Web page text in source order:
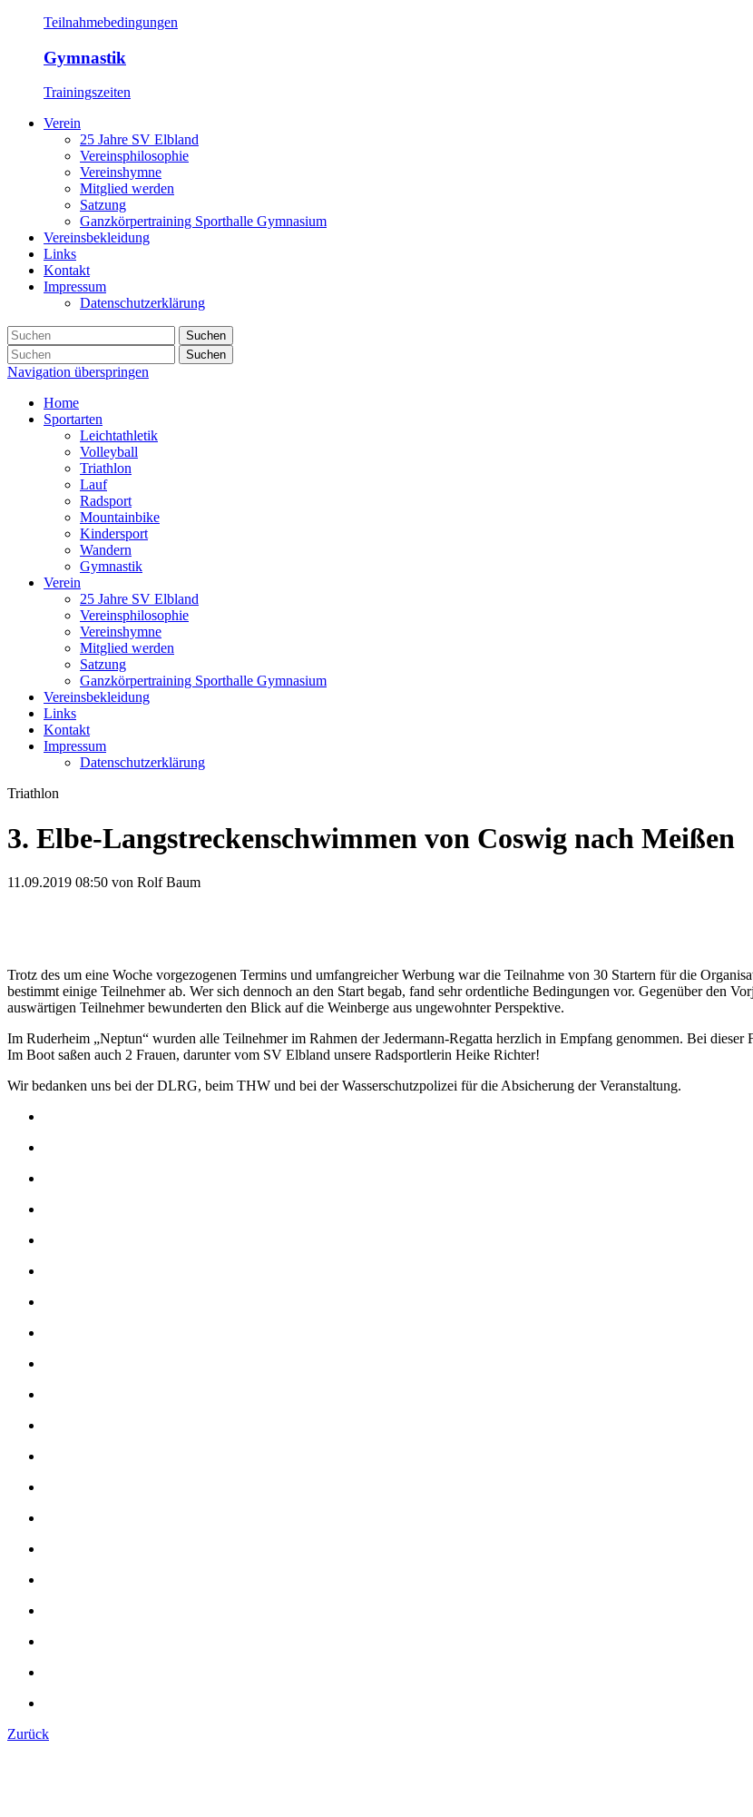
Teilnahmebedingungen
Gymnastik
Trainingszeiten
Verein
25 Jahre SV Elbland
Vereinsphilosophie
Vereinshymne
Mitglied werden
Satzung
Ganzkörpertraining Sporthalle Gymnasium
Vereinsbekleidung
Links
Kontakt
Impressum
Datenschutzerklärung
Suchen
Suchen
Navigation überspringen
Home
Sportarten
Leichtathletik
Volleyball
Triathlon
Lauf
Radsport
Mountainbike
Kindersport
Wandern
Gymnastik
Verein
25 Jahre SV Elbland
Vereinsphilosophie
Vereinshymne
Mitglied werden
Satzung
Ganzkörpertraining Sporthalle Gymnasium
Vereinsbekleidung
Links
Kontakt
Impressum
Datenschutzerklärung
Triathlon
3. Elbe-Langstreckenschwimmen von Coswig nach Meißen
11.09.2019 08:50 von Rolf Baum
Trotz des um eine Woche vorgezogenen Termins und umfangreicher Werbung war die Teilnahme von 30 Startern für die
bestimmt einige Teilnehmer ab. Wer sich dennoch an den Start begab, fand sehr ordentliche Bedingungen vor. Gegenüber den
auswärtigen Teilnehmer bewunderten den Blick auf die Weinberge aus ungewohnter Perspektive.
Im Ruderheim „Neptun“ wurden alle Teilnehmer im Rahmen der Jedermann-Regatta herzlich in Empfang genommen. Bei
Im Boot saßen auch 2 Frauen, darunter vom SV Elbland unsere Radsportlerin Heike Richter!
Wir bedanken uns bei der DLRG, beim THW und bei der Wasserschutzpolizei für die Absicherung der Veranstaltung.
Zurück